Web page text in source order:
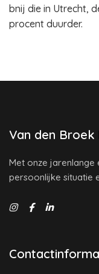
bnij die in Utrecht,
procent duurder.
Van den
Met onze jarenlange
persoonlijke situatie